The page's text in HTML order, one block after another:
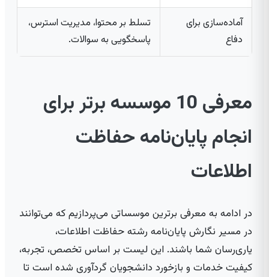
آماده‌سازی برای
دفاع
تسلط بر محتوا، مدیریت استرس،
پاسخگویی به سوالات.
معرفی 10 موسسه برتر برای
انجام پایان‌نامه حفاظت
اطلاعات
در ادامه به معرفی برترین موسساتی می‌پردازیم که می‌توانند
در مسیر نگارش پایان‌نامه رشته حفاظت اطلاعات،
یاری‌رسان شما باشند. این لیست بر اساس تخصص، تجربه،
کیفیت خدمات و بازخورد دانشجویان گردآوری شده است تا